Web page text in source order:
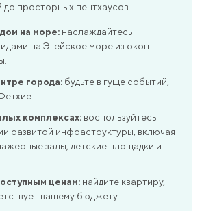
до просторных пентхаусов.
на море: наслаждайтесь
на Эгейское море из окон
города: будьте в гуще событий,
комплексах: воспользуйтесь
развитой инфраструктуры, включая
залы, детские площадки и
ценам: найдите квартиру,
вашему бюджету.